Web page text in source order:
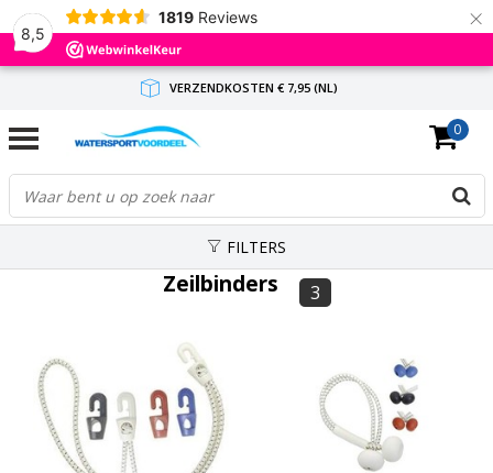
8,5
1819 Reviews ×
VERZENDKOSTEN € 7,95 (NL)
GRATIS VERZENDING(NL) VANAF € 65,-
BINNEN 1-3 WERKDAGEN ANTWOORD
0
FILTERS
Zeilbinders 3